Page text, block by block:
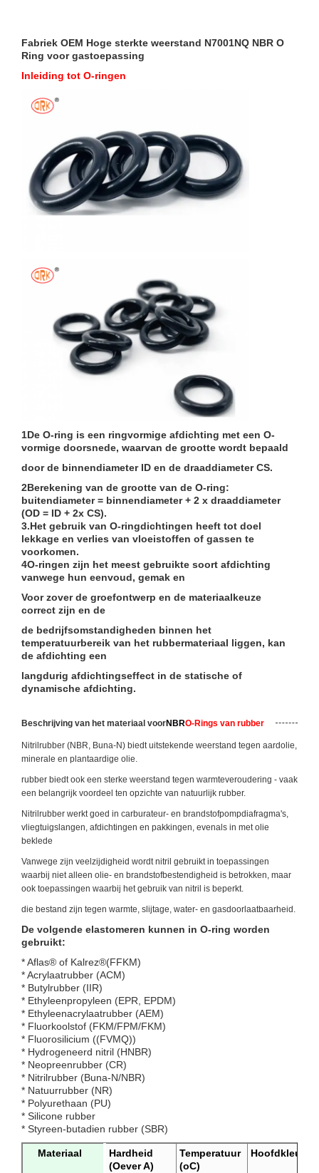
Fabriek OEM Hoge sterkte weerstand N7001NQ NBR O
Ring voor gastoepassing
Inleiding tot O-ringen
1De O-ring is een ringvormige afdichting met een O-
vormige doorsnede, waarvan de grootte wordt bepaald
door de binnendiameter ID en de draaddiameter CS.
2Berekening van de grootte van de O-ring:
buitendiameter = binnendiameter + 2 x draaddiameter
(OD = ID + 2x CS).
3.Het gebruik van O-ringdichtingen heeft tot doel
lekkage en verlies van vloeistoffen of gassen te
voorkomen.
4O-ringen zijn het meest gebruikte soort afdichting
vanwege hun eenvoud, gemak en
Voor zover de groefontwerp en de materiaalkeuze
correct zijn en de
de bedrijfsomstandigheden binnen het
temperatuurbereik van het rubbermateriaal liggen, kan
de afdichting een
langdurig afdichtingseffect in de statische of
dynamische afdichting.
Beschrijving van het materiaal voorNBRO-Rings van rubber
Nitrilrubber (NBR, Buna-N) biedt uitstekende weerstand tegen aardolie,
minerale en plantaardige olie.
rubber biedt ook een sterke weerstand tegen warmteveroudering - vaak
een belangrijk voordeel ten opzichte van natuurlijk rubber.
Nitrilrubber werkt goed in carburateur- en brandstofpompdiafragma's,
vliegtuigslangen, afdichtingen en pakkingen, evenals in met olie
beklede
Vanwege zijn veelzijdigheid wordt nitril gebruikt in toepassingen
waarbij niet alleen olie- en brandstofbestendigheid is betrokken, maar
ook toepassingen waarbij het gebruik van nitril is beperkt.
die bestand zijn tegen warmte, slijtage, water- en gasdoorlaatbaarheid.
De volgende elastomeren kunnen in O-ring worden
gebruikt:
* Aflas® of Kalrez®(FFKM)
* Acrylaatrubber (ACM)
* Butylrubber (IIR)
* Ethyleenpropyleen (EPR, EPDM)
* Ethyleenacrylaatrubber (AEM)
* Fluorkoolstof (FKM/FPM/FKM)
* Fluorosilicium ((FVMQ))
* Hydrogeneerd nitril (HNBR)
* Neopreenrubber (CR)
* Nitrilrubber (Buna-N/NBR)
* Natuurrubber (NR)
* Polyurethaan (PU)
* Silicone rubber
* Styreen-butadien rubber (SBR)
Materiaal
Hardheid
(Oever A)
Temperatuur
(oC)
Hoofdkleur